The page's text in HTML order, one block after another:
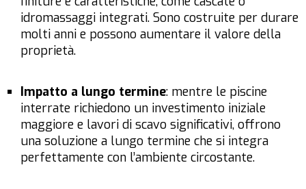
idromassaggi integrati. Sono costruite per durare
molti anni e possono aumentare il valore della
proprietà.
Impatto a lungo termine: mentre le piscine
interrate richiedono un investimento iniziale
maggiore e lavori di scavo significativi, offrono
una soluzione a lungo termine che si integra
perfettamente con l’ambiente circostante.